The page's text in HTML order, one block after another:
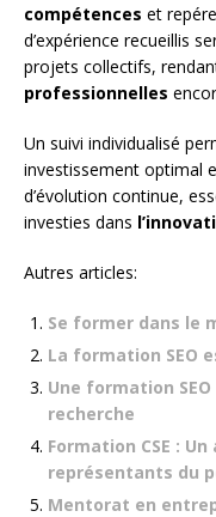
compétences et
d’expérience recueillis
projets collectifs,
professionnelles
Un suivi individualisé
investissement optimal
d’évolution continue,
investies dans
Autres articles:
Se former dans le
La formation SEO
Une formation
recherche
Formation CSE :
représentants du
Mentorat en